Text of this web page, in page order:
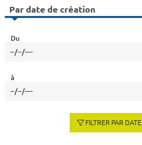
Par date de création
Du
à
FILTRER PAR DATE